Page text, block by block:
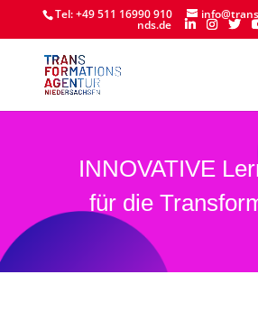
Tel: +49 511 16990 910
nds.de
INNOVATIVE
für die